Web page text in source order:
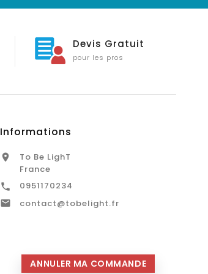
Devis Gratuit
pour les pros
Informations

To Be LighT
France
 0951170234
 contact@tobelight.fr
ANNULER MA COMMANDE